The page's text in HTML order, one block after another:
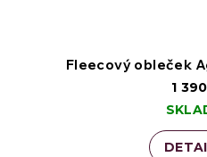
Fleecový obleček
1